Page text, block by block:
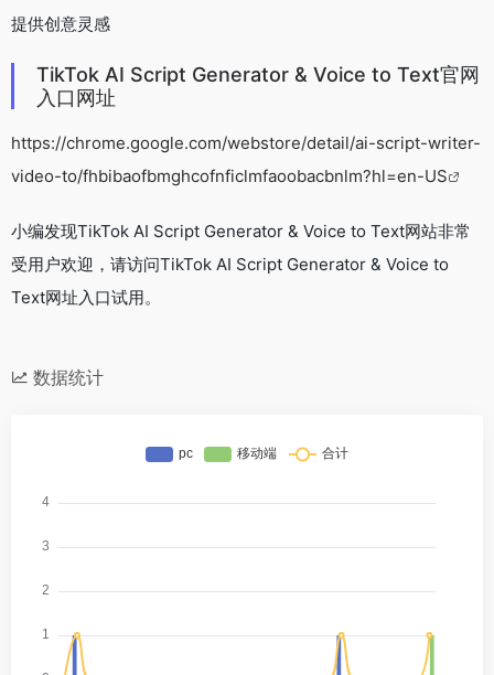
提供创意灵感
TikTok AI Script Generator & Voice to Text官网
入口网址
https://chrome.google.com/webstore/detail/ai-script-writer-
video-to/fhbibaofbmghcofnficlmfaoobacbnlm?hl=en-US
小编发现TikTok AI Script Generator & Voice to Text网站非常
受用户欢迎，请访问TikTok AI Script Generator & Voice to
Text网址入口试用。
数据统计